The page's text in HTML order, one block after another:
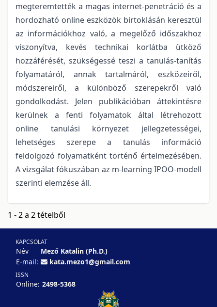
megteremtették a magas internet-penetráció és a
hordozható online eszközök birtoklásán keresztül
az információkhoz való, a megelőző időszakhoz
viszonyítva, kevés technikai korlátba ütköző
hozzáférését, szükségessé teszi a tanulás-tanítás
folyamatáról, annak tartalmáról, eszközeiről,
módszereiről, a különböző szerepekről való
gondolkodást. Jelen publikációban áttekintésre
kerülnek a fenti folyamatok által létrehozott
online tanulási környezet jellegzetességei,
lehetséges szerepe a tanulás információ
feldolgozó folyamatként történő értelmezésében.
A vizsgálat fókuszában az m-learning IPOO-modell
szerinti elemzése áll.
1 - 2 a 2 tételből
KAPCSOLAT
Név
Mező Katalin (Ph.D.)
E-mail:
kata.mezo1@gmail.com
ISSN
Online: 2498-5368